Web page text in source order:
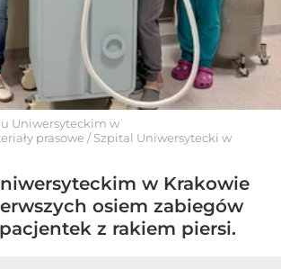
Uniwersyteckim w
prasowe /Szpital Uniwersytecki w
w Krakowie
osiem zabiegów
z rakiem piersi.